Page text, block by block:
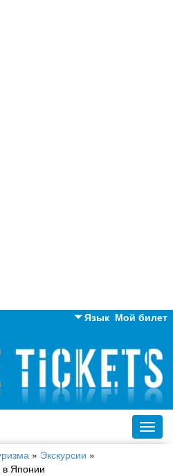
Мой билет
Язык
Английский
Русский
Украинский
» Экскурсии »
Японии